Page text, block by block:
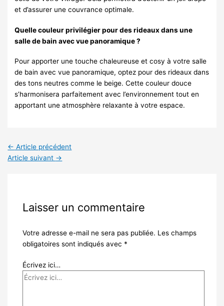
et d’assurer une couvrance optimale.
Quelle couleur privilégier pour des rideaux dans une
salle de bain avec vue panoramique ?
Pour apporter une touche chaleureuse et cosy à votre salle
de bain avec vue panoramique, optez pour des rideaux dans
des tons neutres comme le beige. Cette couleur douce
s’harmonisera parfaitement avec l’environnement tout en
apportant une atmosphère relaxante à votre espace.
← Article précédent
Article suivant →
Laisser un commentaire
Votre adresse e-mail ne sera pas publiée. Les champs
obligatoires sont indiqués avec *
Écrivez ici…